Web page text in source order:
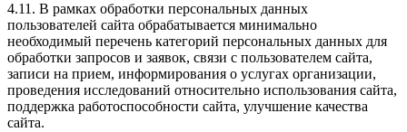
4.11. В рамках обработки персональных данных
пользователей сайта обрабатывается минимально
необходимый перечень категорий персональных данных для
обработки запросов и заявок, связи с пользователем сайта,
записи на прием, информирования о услугах организации,
проведения исследований относительно использования сайта,
поддержка работоспособности сайта, улучшение качества
сайта.